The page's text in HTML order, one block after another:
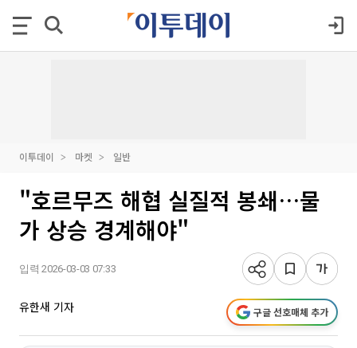
이투데이 마켓 일반
"호르무즈 해협 실질적 봉쇄…물
가 상승 경계해야"
입력 2026-03-03 07:33
유한새 기자 구글 선호매체 추가